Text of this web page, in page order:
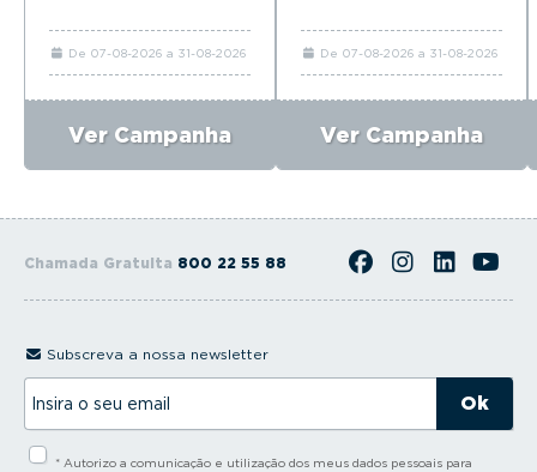
De 07-08-2026 a 31-08-2026
Ver Campanha
De 07-08-2026 a 31-08-2026
Ver Campanha
Chamada Gratuita 800 22 55 88
Subscreva a nossa newsletter
s
* Autorizo a comunicação e utilização dos meus dados pessoais para